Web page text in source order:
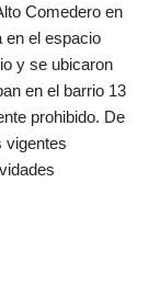
Comedero en
en el espacio
y se ubicaron
en el barrio 13
prohibido. De
vigentes